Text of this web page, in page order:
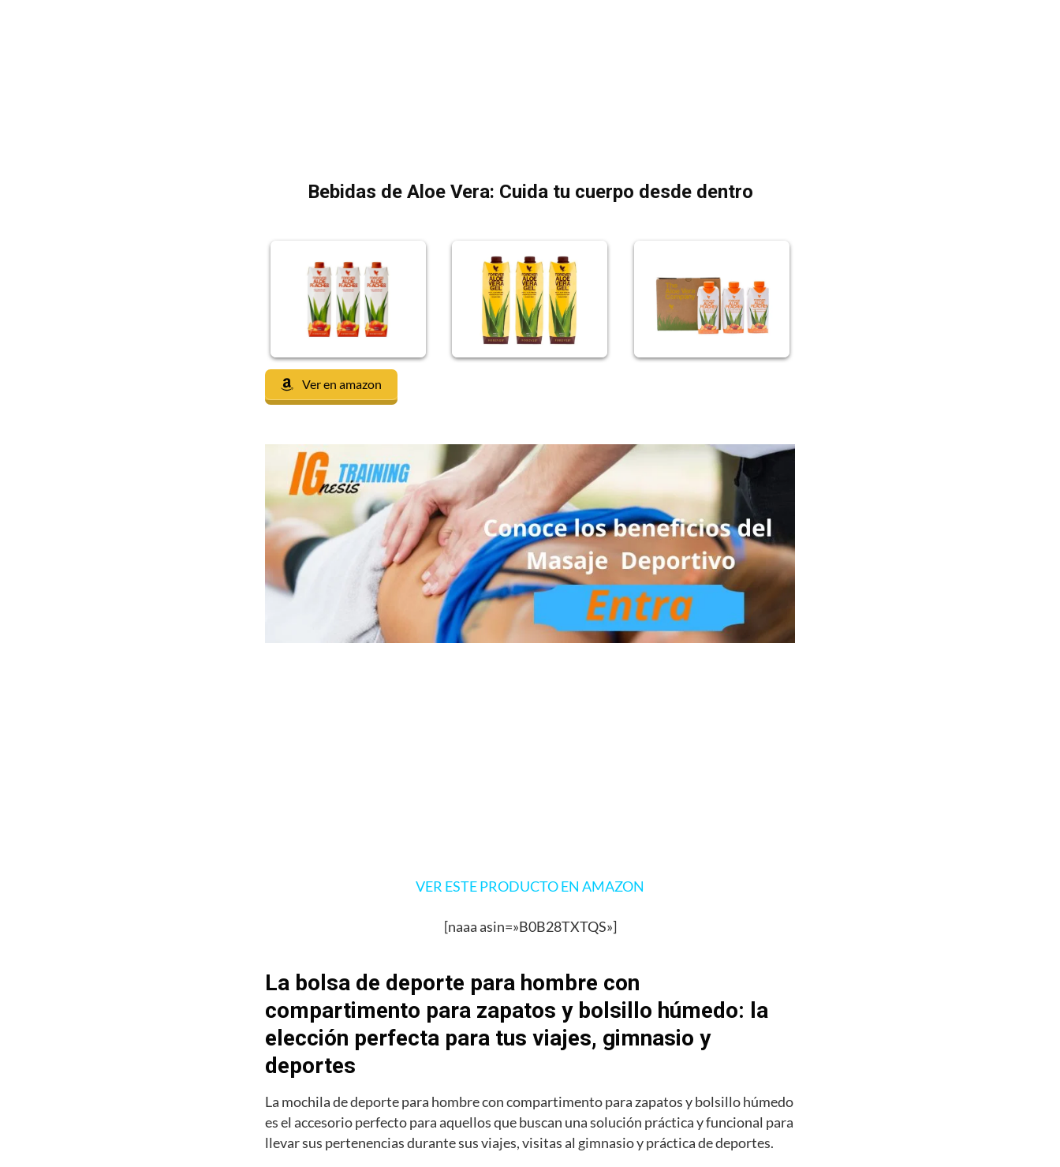
Bebidas de Aloe Vera: Cuida tu cuerpo desde dentro
Ver en amazon
VER ESTE PRODUCTO EN AMAZON
[naaa asin=»B0B28TXTQS»]
La bolsa de deporte para hombre con
compartimento para zapatos y bolsillo húmedo: la
elección perfecta para tus viajes, gimnasio y
deportes
La mochila de deporte para hombre con compartimento para zapatos y bolsillo húmedo
es el accesorio perfecto para aquellos que buscan una solución práctica y funcional para
llevar sus pertenencias durante sus viajes, visitas al gimnasio y práctica de deportes.